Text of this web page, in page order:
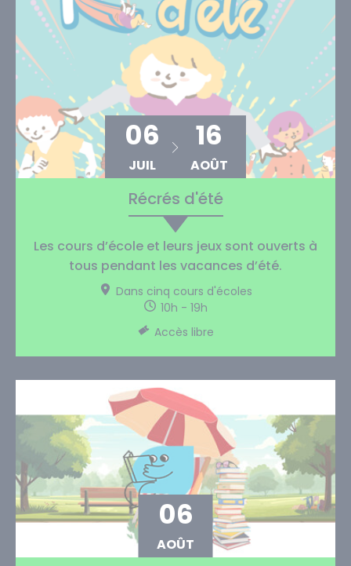
06
JUIL
16
AOÛT
Récrés d'été
Les cours d’école et leurs jeux sont ouverts à
tous pendant les vacances d’été.
Dans cinq cours d'écoles
10h - 19h
Accès libre
06
AOÛT